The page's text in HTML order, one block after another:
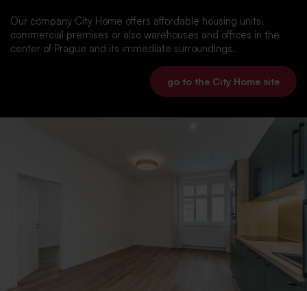
Our company City Home offers affordable housing units,
commercial premises or also warehouses and offices in the
center of Prague and its immediate surroundings.
go to the City Home site